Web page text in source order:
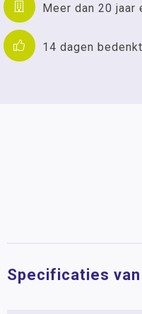
Meer dan 20 jaar
14 dagen
Specificaties